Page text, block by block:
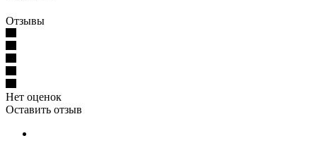
Отзывы
Нет оценок
Оставить отзыв